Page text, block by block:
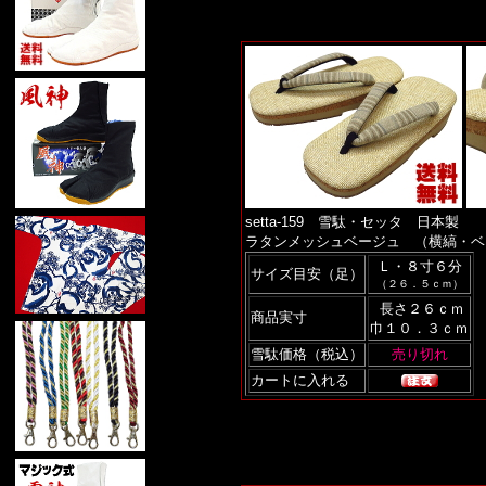
setta-159 雪駄・セッタ 日本製
ラタンメッシュベージュ （横縞・
サイズ目安（足）
Ｌ・８寸６分
（２６．５ｃｍ）
商品実寸
長さ２６ｃｍ
巾１０．３ｃｍ
雪駄価格（税込）
カートに入れる